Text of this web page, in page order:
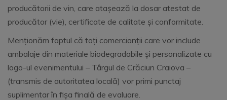
producătorii de vin, care atașează la dosar atestat de
producător (vie), certificate de calitate și conformitate.
Menționăm faptul că toți comercianții care vor include
ambalaje din materiale biodegradabile și personalizate cu
logo-ul evenimentului – Târgul de Crăciun Craiova –
(transmis de autoritatea locală) vor primi punctaj
suplimentar în fișa finală de evaluare.